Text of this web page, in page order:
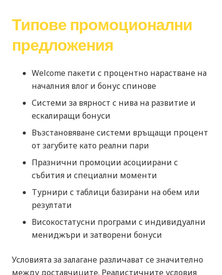
Типове промоционални
предложения
Welcome пакети с процентно нарастване на
началния влог и бонус спинове
Системи за вярност с нива на развитие и
ескалиращи бонуси
Възстановяване системи връщащи процент
от загубите като реални пари
Празнични промоции асоциирани с
събития и специални моменти
Турнири с таблици базирани на обем или
резултати
Високостатусни програми с индивидуални
мениджъри и затворени бонуси
Условията за залагане различават се значително
между доставчиците. Реалистичните условия